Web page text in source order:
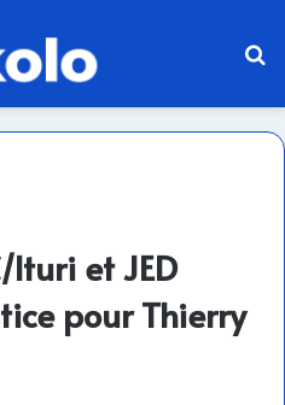
Ituri et JED
pour Thierry